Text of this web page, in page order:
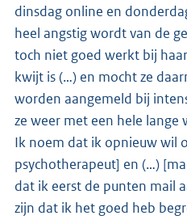
dinsdag online en
heel angstig wordt van de
toch niet goed werkt bij
kwijt is (…) en mocht ze
worden aangemeld bij
ze weer met een hele
Ik noem dat ik opnieuw wil
psychotherapeut] en (…)
dat ik eerst de punten mail
zijn dat ik het goed heb